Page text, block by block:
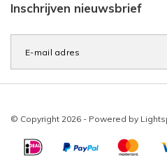
Inschrijven nieuwsbrief
© Copyright 2026 - Powered by